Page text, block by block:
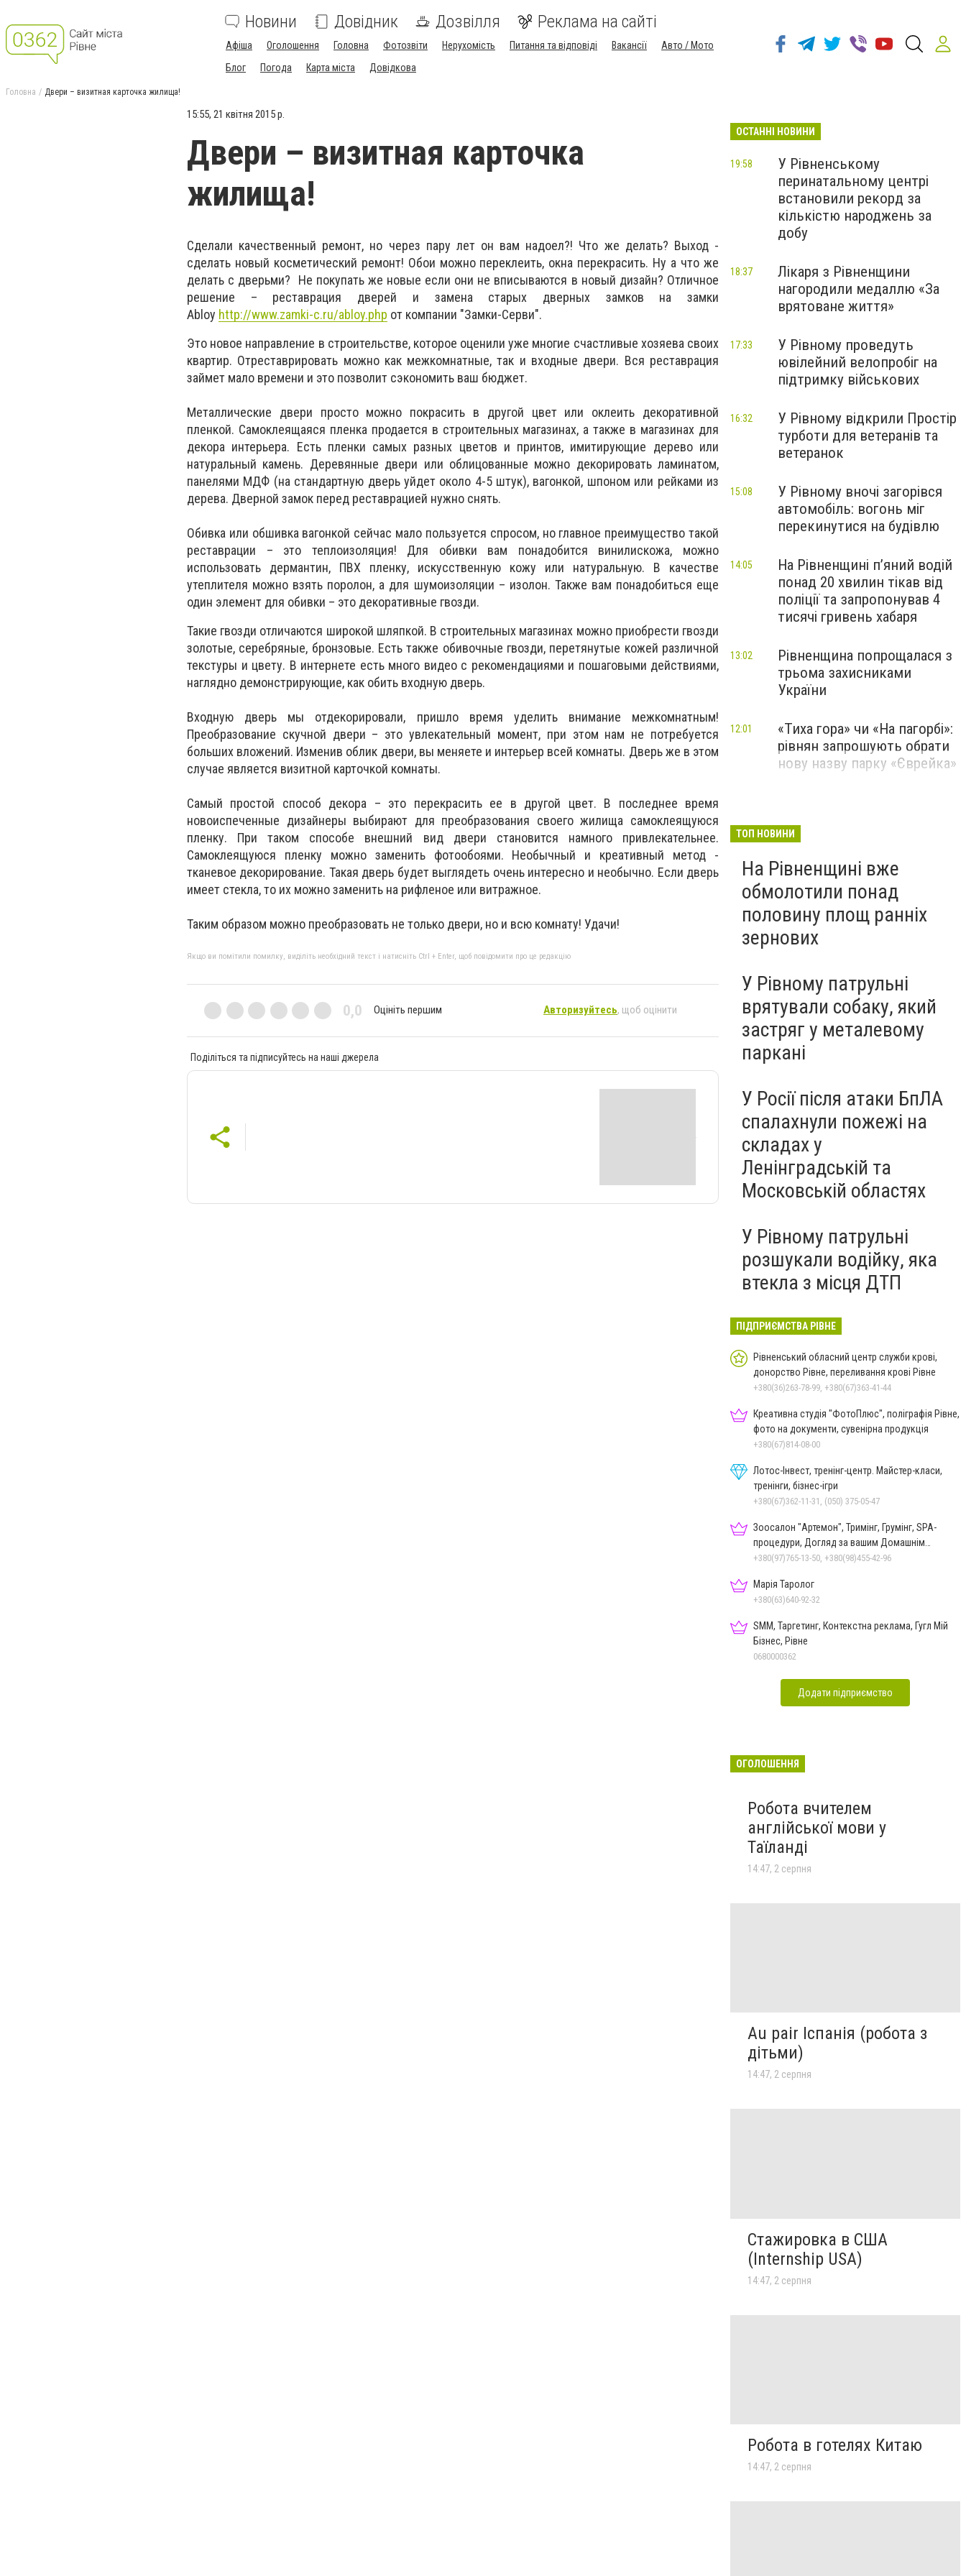
Новини Довідник Дозвілля Реклама на сайті
Афіша Оголошення Головна Фотозвіти Нерухомість Питання та відповіді Вакансії
Авто / Мото
Блог
Погода Карта міста Довідкова
Головна Двери – визитная карточка жилища!
15:55, 21 квітня 2015 р.
Двери – визитная карточка
жилища!
Сделали качественный ремонт, но через пару лет он вам надоел?! Что же делать? Выход -
сделать новый косметический ремонт! Обои можно переклеить, окна перекрасить. Ну а что же
делать с дверьми? Не покупать же новые если они не вписываются в новый дизайн? Отличное
решение – реставрация дверей и замена старых дверных замков на замки
Abloy http://www.zamki-c.ru/abloy.php от компании "Замки-Серви".
Это новое направление в строительстве, которое оценили уже многие счастливые хозяева своих
квартир. Отреставрировать можно как межкомнатные, так и входные двери. Вся реставрация
займет мало времени и это позволит сэкономить ваш бюджет.
Металлические двери просто можно покрасить в другой цвет или оклеить декоративной
пленкой. Самоклеящаяся пленка продается в строительных магазинах, а также в магазинах для
декора интерьера. Есть пленки самых разных цветов и принтов, имитирующие дерево или
натуральный камень. Деревянные двери или облицованные можно декорировать ламинатом,
панелями МДФ (на стандартную дверь уйдет около 4-5 штук), вагонкой, шпоном или рейками из
дерева. Дверной замок перед реставрацией нужно снять.
Обивка или обшивка вагонкой сейчас мало пользуется спросом, но главное преимущество такой
реставрации – это теплоизоляция! Для обивки вам понадобится винилискожа, можно
использовать дермантин, ПВХ пленку, искусственную кожу или натуральную. В качестве
утеплителя можно взять поролон, а для шумоизоляции – изолон. Также вам понадобиться еще
один элемент для обивки – это декоративные гвозди.
Такие гвозди отличаются широкой шляпкой. В строительных магазинах можно приобрести гвозди
золотые, серебряные, бронзовые. Есть также обивочные гвозди, перетянутые кожей различной
текстуры и цвету. В интернете есть много видео с рекомендациями и пошаговыми действиями,
наглядно демонстрирующие, как обить входную дверь.
Входную дверь мы отдекорировали, пришло время уделить внимание межкомнатным!
Преобразование скучной двери – это увлекательный момент, при этом нам не потребуется
больших вложений. Изменив облик двери, вы меняете и интерьер всей комнаты. Дверь же в этом
случае является визитной карточкой комнаты.
Самый простой способ декора – это перекрасить ее в другой цвет. В последнее время
новоиспеченные дизайнеры выбирают для преобразования своего жилища самоклеящуюся
пленку. При таком способе внешний вид двери становится намного привлекательнее.
Самоклеящуюся пленку можно заменить фотообоями. Необычный и креативный метод -
тканевое декорирование. Такая дверь будет выглядеть очень интересно и необычно. Если дверь
имеет стекла, то их можно заменить на рифленое или витражное.
Таким образом можно преобразовать не только двери, но и всю комнату! Удачи!
Якщо ви помітили помилку, виділіть необхідний текст і натисніть Ctrl + Enter, щоб повідомити про це редакцію
0,0 Оцініть першим Авторизуйтесь, щоб оцінити
Поділіться та підписуйтесь на наші джерела
ОСТАННІ НОВИНИ
У Рівненському
перинатальному центрі
встановили рекорд за
кількістю народжень за
добу
19:58
Лікаря з Рівненщини
нагородили медаллю «За
врятоване життя»
18:37
У Рівному проведуть
ювілейний велопробіг на
підтримку військових
17:33
У Рівному відкрили Простір
турботи для ветеранів та
ветеранок
16:32
У Рівному вночі загорівся
автомобіль: вогонь міг
перекинутися на будівлю
15:08
На Рівненщині п’яний водій
понад 20 хвилин тікав від
поліції та запропонував 4
тисячі гривень хабаря
14:05
Рівненщина попрощалася з
трьома захисниками
України
13:02
«Тиха гора» чи «На пагорбі»:
рівнян запрошують обрати
нову назву парку «Єврейка»
12:01
ТОП НОВИНИ
На Рівненщині вже
обмолотили понад
половину площ ранніх
зернових
У Рівному патрульні
врятували собаку, який
застряг у металевому
паркані
У Росії після атаки БпЛА
спалахнули пожежі на
складах у
Ленінградській та
Московській областях
У Рівному патрульні
розшукали водійку, яка
втекла з місця ДТП
ПІДПРИЄМСТВА РІВНЕ
Рівненський обласний центр служби крові,
донорство Рівне, переливання крові Рівне
+380(36)263-78-99, +380(67)363-41-44
Креативна студія "ФотоПлюс", поліграфія Рівне,
фото на документи, сувенірна продукція
+380(67)814-08-00
Лотос-Інвест, тренінг-центр. Майстер-класи,
тренінги, бізнес-ігри
+380(67)362-11-31, (050) 375-05-47
Зоосалон "Артемон", Тримінг, Грумінг, SPA-
процедури, Догляд за вашим Домашнім
Улюбленцем
+380(97)765-13-50, +380(98)455-42-96
Марія Таролог
+380(63)640-92-32
SMM, Таргетинг, Контекстна реклама, Гугл Мій
Бізнес, Рівне
0680000362
Додати підприємство
ОГОЛОШЕННЯ
Робота вчителем
англійської мови у
Таїланді
14:47, 2 серпня
Au pair Іспанія (робота з
дітьми)
14:47, 2 серпня
Стажировка в США
(Internship USA)
14:47, 2 серпня
Робота в готелях Китаю
14:47, 2 серпня